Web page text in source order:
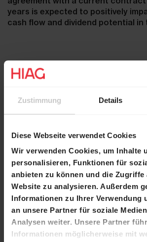
Zustimmung Details
Diese Webseite verwendet Cookies
Wir verwenden Cookies, um Inhalte
personalisieren, Funktionen für
anbieten zu können und die Zugriffe
Website zu analysieren. Außerdem
Informationen zu Ihrer Verwendung
an unsere Partner für soziale
Analysen weiter. Unsere Partner
Informationen möglicherweise mit
years is expected to positively
cash flow and dividend potential in
Contacts
Chief Executive Officer
T +41 61 606 55 00
marco.feusi@hiag.com
Chief
T +41
HIAG Immobilien Holding AG
Aeschenplatz 7
4052 Basel
T +41 61 606 55 00